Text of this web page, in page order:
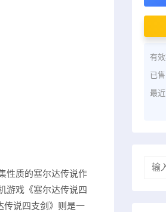
性质的塞尔达传说作
游戏《塞尔达传说四
传说四支剑》则是一
有效
已售
最